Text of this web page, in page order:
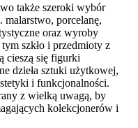
także szeroki wybór
porcelanę,
oraz wyroby
szkło i przedmioty z
cieszą się figurki
dzieła sztuki użytkowej,
i funkcjonalności.
z wielką uwagą, by
kolekcjonerów i